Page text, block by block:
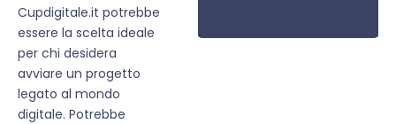
Cupdigitale.it potrebbe
essere la scelta ideale
per chi desidera
avviare un progetto
legato al mondo
digitale. Potrebbe